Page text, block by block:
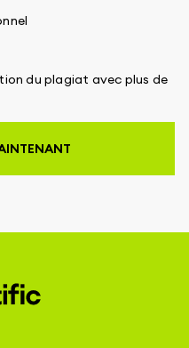
du plagiat avec plus de